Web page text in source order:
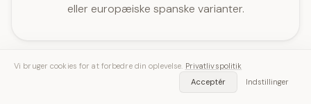
eller europæiske spanske varianter.
Justér din tone
Vi bruger cookies for at forbedre din oplevelse. Privatlivspolitik
Acceptér
Indstillinger